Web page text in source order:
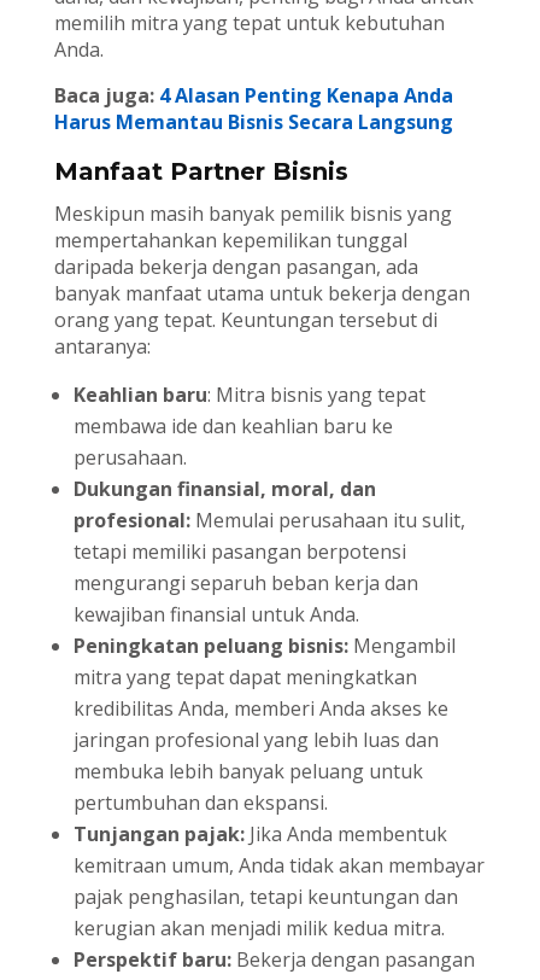
memilih mitra yang tepat untuk kebutuhan
Anda.
Baca juga: 4 Alasan Penting Kenapa Anda
Harus Memantau Bisnis Secara Langsung
Manfaat Partner Bisnis
Meskipun masih banyak pemilik bisnis yang
mempertahankan kepemilikan tunggal
daripada bekerja dengan pasangan, ada
banyak manfaat utama untuk bekerja dengan
orang yang tepat. Keuntungan tersebut di
antaranya:
Keahlian baru: Mitra bisnis yang tepat
membawa ide dan keahlian baru ke
perusahaan.
Dukungan finansial, moral, dan
profesional:Memulai perusahaan itu sulit,
tetapi memiliki pasangan berpotensi
mengurangi separuh beban kerja dan
kewajiban finansial untuk Anda.
Peningkatan peluang bisnis:Mengambil
mitra yang tepat dapat meningkatkan
kredibilitas Anda, memberi Anda akses ke
jaringan profesional yang lebih luas dan
membuka lebih banyak peluang untuk
pertumbuhan dan ekspansi.
Tunjangan pajak:Jika Anda membentuk
kemitraan umum, Anda tidak akan membayar
pajak penghasilan, tetapi keuntungan dan
kerugian akan menjadi milik kedua mitra.
Perspektif baru:Bekerja dengan pasangan